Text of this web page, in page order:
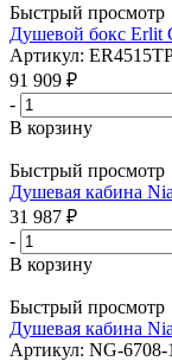
Быстрый просмотр
Душевой бокс Erlit
Артикул:
91 909 ₽
-
В корзину
Быстрый просмотр
Душевая кабина
31 987 ₽
-
В корзину
Быстрый просмотр
Душевая кабина
Артикул: NG-6708-